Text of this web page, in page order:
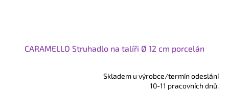
CARAMELLO Struhadlo na talíři Ø 12 cm porcelán
Skladem u výrobce/termín odeslání
10-11 pracovních dnů.